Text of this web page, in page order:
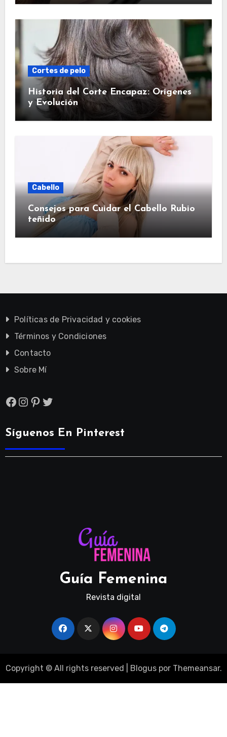
Cortes de pelo
Historia del Corte Encapaz: Orígenes
y Evolución
Cabello
Consejos para Cuidar el Cabello Rubio
teñido
Políticas de Privacidad y cookies
Términos y Condiciones
Contacto
Sobre Mí
Facebook
Instagram
Pinterest
Twitter
Síguenos En Pinterest
Guía Femenina
Revista digital
Copyright © All rights reserved Bloguspor Themeansar.